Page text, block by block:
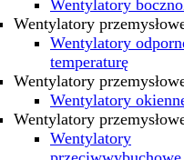
Wentylatory
Wentylatory
Wentylatory
temperaturę
Wentylatory
Wentylatory
Wentylatory
Wentylatory